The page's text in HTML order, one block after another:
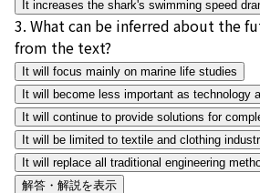
It increases the shark's swimming speed
3. What can be inferred about the
from the text?
It will focus mainly on marine life studies
It will become less important as technology
It will continue to provide solutions for
It will be limited to textile and clothing
It will replace all traditional engineering
解答・解説を表示